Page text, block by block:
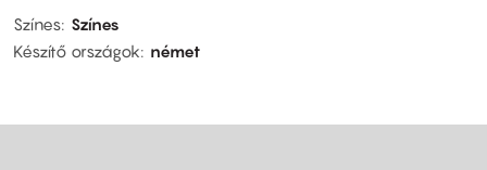
Színes Színes
Készítő országok
német